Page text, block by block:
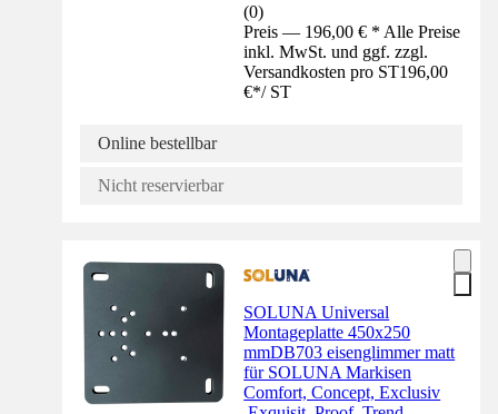
(0)
Preis — 196,00 € * Alle Preise
inkl. MwSt. und ggf. zzgl.
Versandkosten pro ST196,00
€*/ ST
Online bestellbar
Nicht reservierbar
SOLUNA Universal
Montageplatte 450x250
mmDB703 eisenglimmer matt
für SOLUNA Markisen
Comfort, Concept, Exclusiv